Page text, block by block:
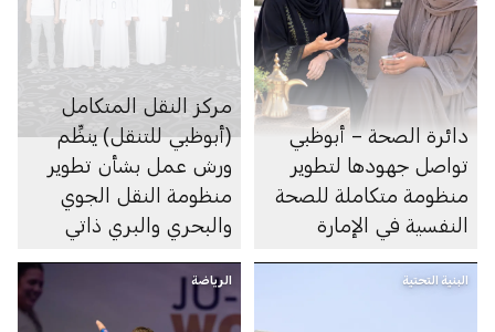
دائرة الصحة – أبوظبي
تواصل جهودها لتطوير
منظومة متكاملة للصحة
النفسية في الإمارة
مركز النقل المتكامل
(أبوظبي للتنقل) ينظِّم
ورش عمل بشأن تطوير
منظومة النقل الجوي
والبحري والبري ذاتي
البنية التحتية الرياضة